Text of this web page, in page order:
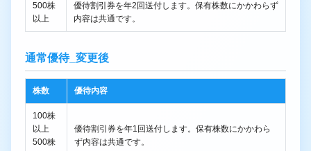
500株
以上
優待割引券を年2回送付します。保有株数にかかわらず
内容は共通です。
通常優待_変更後
株数 優待内容
100株
以上
500株
優待割引券を年1回送付します。保有株数にかかわら
ず内容は共通です。